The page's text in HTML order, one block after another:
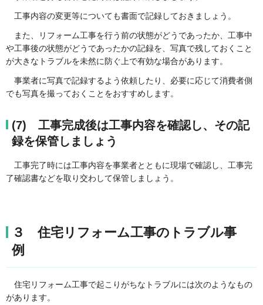
工事内容の変更等についても書面で記録しておきましょう。
また、リフォーム工事を行う前の状態がどうであったか、工事中
や工事後の状態がどうであったかの記録を、写真で残しておくこと
が大きなトラブルを未然に防ぐ上で有効な場合があります。
事業者に写真で記録するよう依頼したり、必要に応じて消費者側
でも写真を撮っておくことをおすすめします。
(7) 工事完成後は工事内容を確認し、その記
録を保管しましょう
工事完了時には工事内容を事業者とともに現場で確認し、工事完
了確認書などを取り交わして保管しましょう。
３ 住宅リフォーム工事のトラブル事
例
住宅リフォーム工事で起こりがちなトラブルには次のようなもの
があります。